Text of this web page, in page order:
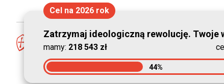
Cel na 2026 rok
Zatrzymaj ideologiczną rewolucję. Twoje
mamy: 218 543 zł
44%